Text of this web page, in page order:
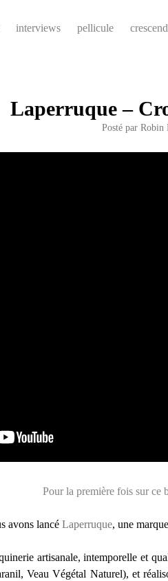
interviews pellicule
Laperruque –
Posté par Robin
Pour la première fois sur ce
avons lancéLaperruque, une
artisanale, intemporelle et
Veau Végétal Naturel), et